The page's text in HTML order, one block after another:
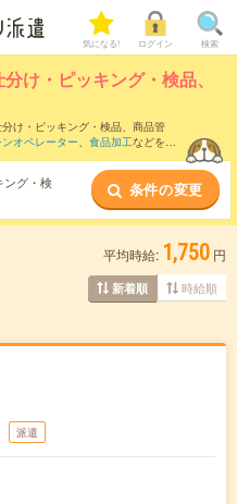
気になる! ログイン 検索
け・ピッキング・検品、
け・ピッキング・検品、商品管
オペレーター、 食品加工などを取
（仕分け・ピッキング・検品、商品
グ・検
条件の変更
平均時給: 1,750 円
新着順 時給順
派遣